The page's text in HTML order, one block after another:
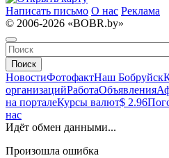
Написать письмо О нас Реклама
© 2006-2026 «BOBR.by»
Поиск
НовостиФотофактНаш Бобруйск
организацийРаботаОбъявления
на порталеКурсы валют$ 2.96
нас
Идёт обмен данными...
Произошла ошибка